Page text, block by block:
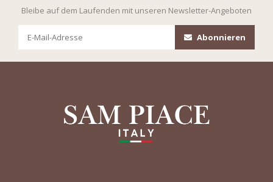
Bleibe auf dem Laufenden mit unseren Newsletter-Angeboten
Abonnieren
WANT ACCESS TO